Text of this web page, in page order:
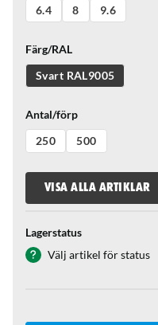
6.4
8 9.6
Färg/RAL
Svart RAL9005
Antal/förp
250
500
VISA ALLA ARTIKLAR
Lagerstatus
Välj artikel för status